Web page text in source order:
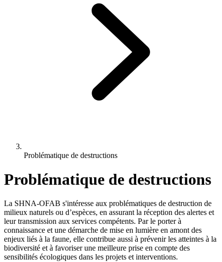
Problématique de destructions
Problématique de destructions
La SHNA-OFAB s'intéresse aux problématiques de destruction de
milieux naturels ou d’espèces, en assurant la réception des alertes et
leur transmission aux services compétents. Par le porter à
connaissance et une démarche de mise en lumière en amont des
enjeux liés à la faune, elle contribue aussi à prévenir les atteintes à la
biodiversité et à favoriser une meilleure prise en compte des
sensibilités écologiques dans les projets et interventions.